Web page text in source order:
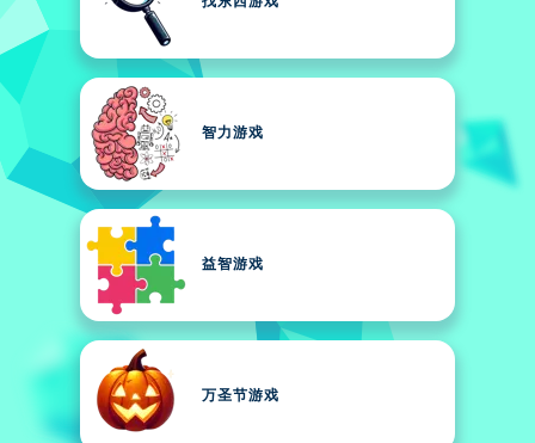
智力游戏
益智游戏
万圣节游戏